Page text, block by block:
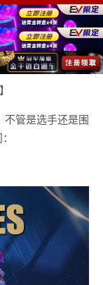
不管是选手还是围